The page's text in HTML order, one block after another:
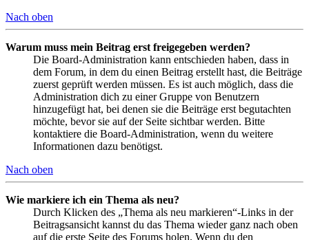
Nach oben
Warum muss mein Beitrag erst freigegeben werden?
Die Board-Administration kann entschieden haben, dass in
dem Forum, in dem du einen Beitrag erstellt hast, die Beiträge
zuerst geprüft werden müssen. Es ist auch möglich, dass die
Administration dich zu einer Gruppe von Benutzern
hinzugefügt hat, bei denen sie die Beiträge erst begutachten
möchte, bevor sie auf der Seite sichtbar werden. Bitte
kontaktiere die Board-Administration, wenn du weitere
Informationen dazu benötigst.
Nach oben
Wie markiere ich ein Thema als neu?
Durch Klicken des „Thema als neu markieren“-Links in der
Beitragsansicht kannst du das Thema wieder ganz nach oben
auf die erste Seite des Forums holen. Wenn du den